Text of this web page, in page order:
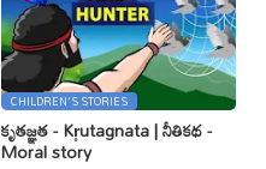
CHILDREN'S STORIES
కృతజ్ఞత - Kr̥utagnata | నీతికథ -
Moral story